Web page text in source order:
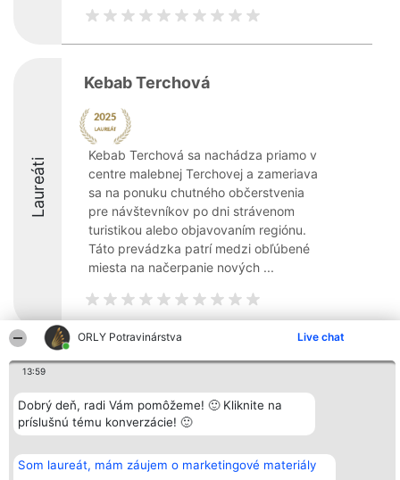
ORLY Potravinárstva Live chat
13:59
Dobrý deň, radi Vám pomôžeme! 🙂 Kliknite na
príslušnú tému konverzácie! 🙂
Som laureát, mám záujem o marketingové materiály
Laureáti
Kebab Terchová
Kebab Terchová sa nachádza priamo v
centre malebnej Terchovej a zameriava
sa na ponuku chutného občerstvenia
pre návštevníkov po dni strávenom
turistikou alebo objavovaním regiónu.
Táto prevádzka patrí medzi obľúbené
miesta na načerpanie nových ...
Organizátor hodnotenia
Bright Side Solutions sp. z o.
ul. Ruska 22
Wrocław 50-079
KRS 0000749100 | Regon
+48 508 492 400
Hodnotenie
wszystkich
Laureatów
Podmienky
podmienky
Zásady
Kontakt